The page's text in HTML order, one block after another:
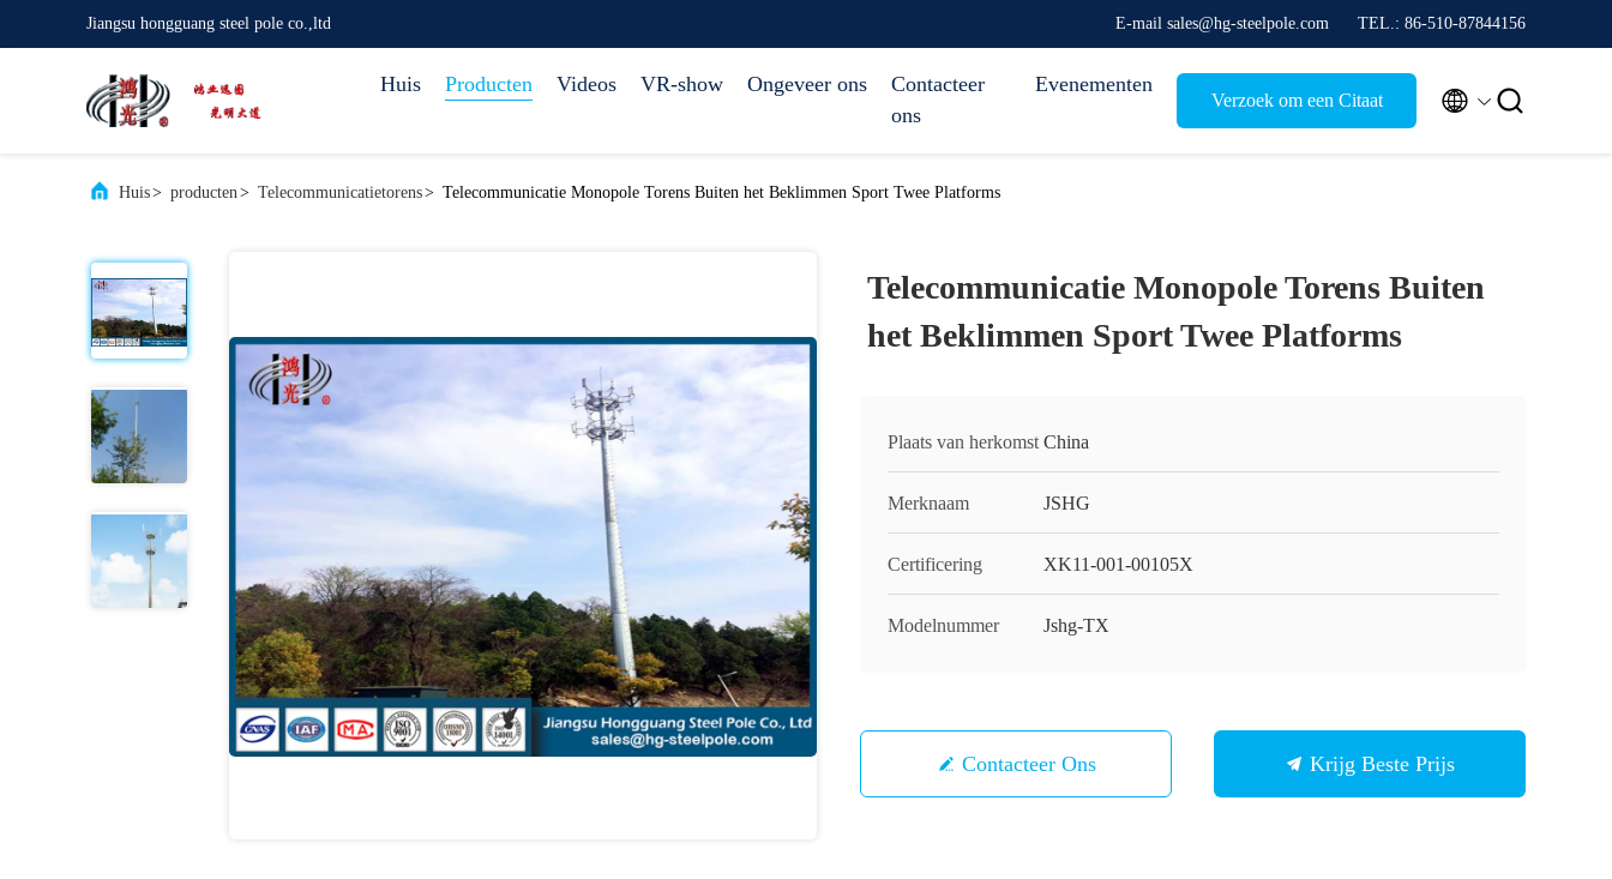
Jiangsu hongguang steel pole co.,ltd E-mail sales@hg-steelpole.com TEL.: 86-510-87844156
Huis Producten Videos VR-show Ongeveer ons
Contacteer
ons
Evenementen
Verzoek om een Citaat  
Huis> producten> Telecommunicatietorens> Telecommunicatie Monopole Torens Buiten het Beklimmen Sport Twee Platforms
Telecommunicatie Monopole Torens Buiten
het Beklimmen Sport Twee Platforms
Plaats van herkomst China
Merknaam JSHG
Certificering XK11-001-00105X
Modelnummer Jshg-TX
Contacteer Ons Krijg Beste Prijs